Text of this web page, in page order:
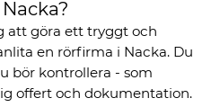
att göra ett tryggt och
en rörfirma i Nacka. Du
bör kontrollera - som
offert och dokumentation.